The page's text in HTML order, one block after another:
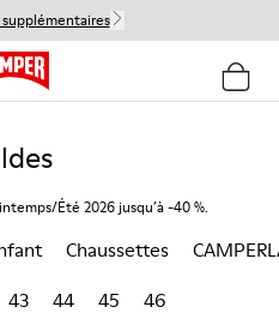
supplémentaires
Été 2026 jusqu’à -40 %.
Chaussettes
43 44 45 46